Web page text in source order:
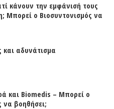
κάνουν την εμφάνισή τους
Μπορεί ο Βιοσυντονισμός να
και αδυνάτισμα
και Biomedis – Μπορεί ο
να βοηθήσει;